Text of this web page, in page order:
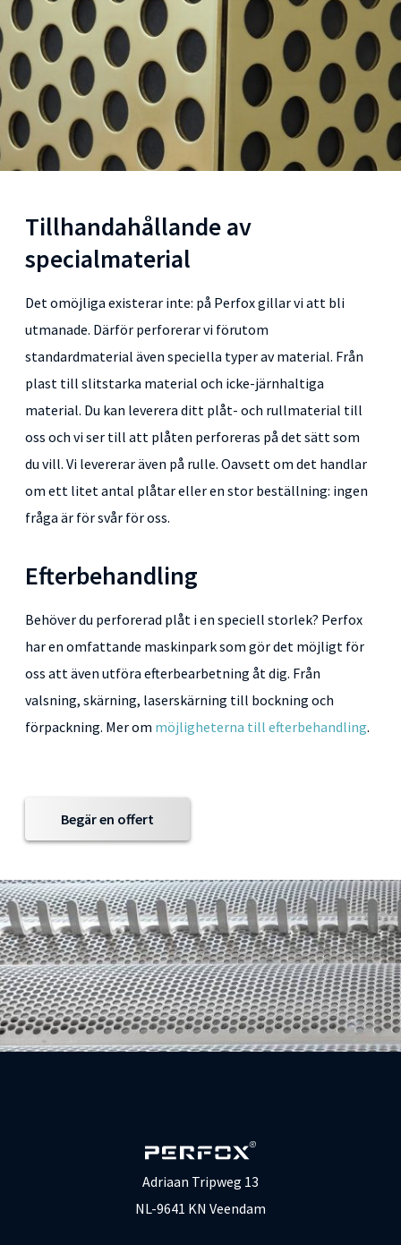
Tillhandahållande av
specialmaterial
Det omöjliga existerar inte: på Perfox gillar vi att bli
utmanade. Därför perforerar vi förutom
standardmaterial även speciella typer av material. Från
plast till slitstarka material och icke-järnhaltiga
material. Du kan leverera ditt plåt- och rullmaterial till
oss och vi ser till att plåten perforeras på det sätt som
du vill. Vi levererar även på rulle. Oavsett om det handlar
om ett litet antal plåtar eller en stor beställning: ingen
fråga är för svår för oss.
Efterbehandling
Behöver du perforerad plåt i en speciell storlek? Perfox
har en omfattande maskinpark som gör det möjligt för
oss att även utföra efterbearbetning åt dig. Från
valsning, skärning, laserskärning till bockning och
förpackning. Mer om möjligheterna till efterbehandling.
Begär en offert
Adriaan Tripweg 13
NL-9641 KN Veendam